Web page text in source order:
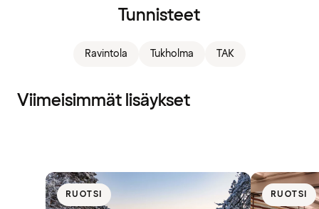
Tunnisteet
Ravintola Tukholma TAK
Viimeisimmät lisäykset
RUOTSI RUOTSI